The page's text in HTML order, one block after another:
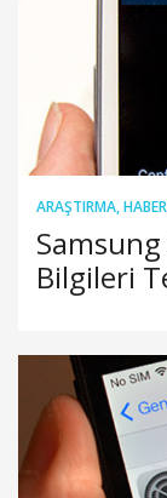
ARAŞTIRMA,
Samsung
Bilgileri